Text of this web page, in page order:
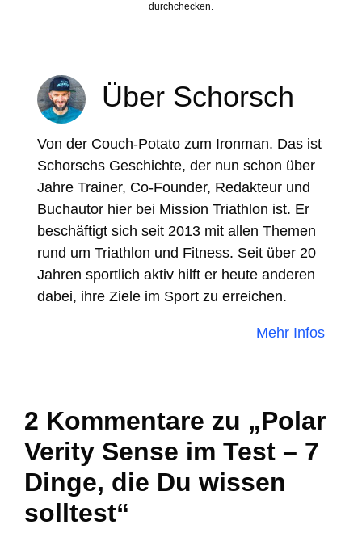
durchchecken.
Über Schorsch
Von der Couch-Potato zum Ironman. Das ist
Schorschs Geschichte, der nun schon über
Jahre Trainer, Co-Founder, Redakteur und
Buchautor hier bei Mission Triathlon ist. Er
beschäftigt sich seit 2013 mit allen Themen
rund um Triathlon und Fitness. Seit über 20
Jahren sportlich aktiv hilft er heute anderen
dabei, ihre Ziele im Sport zu erreichen.
Mehr Infos
2 Kommentare zu „Polar
Verity Sense im Test – 7
Dinge, die Du wissen
solltest“